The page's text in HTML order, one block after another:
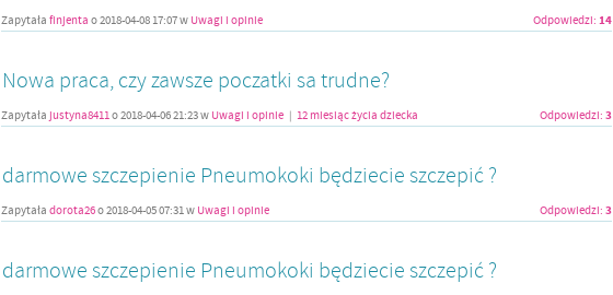
Zapytała finjenta o2018-04-08 17:07w Uwagi i opinie Odpowiedzi: 14
Nowa praca, czy zawsze poczatki sa trudne?
Zapytała justyna8411o2018-04-06 21:23w Uwagi i opinie | 12 miesiąc życia dziecka Odpowiedzi: 3
darmowe szczepienie Pneumokoki będziecie szczepić ?
Zapytała dorota26o2018-04-05 07:31w Uwagi i opinie Odpowiedzi: 3
darmowe szczepienie Pneumokoki będziecie szczepić ?